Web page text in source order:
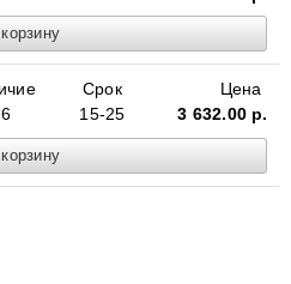
Срок
15-25
Цена
3 632.00 р.